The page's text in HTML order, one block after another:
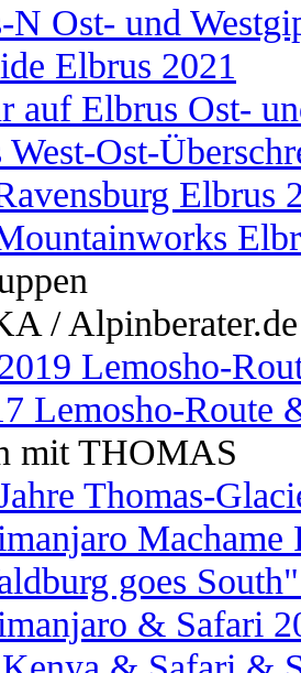
N Ost- und
Elbrus 2021
auf Elbrus Ost-
West-Ost-
Elbrus
/ Alpinberater.de
Lemosho-
Lemosho-Route
mit THOMAS
Thomas-
Machame
goes
& Safari